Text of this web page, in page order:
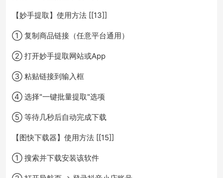
【妙手提取】使用方法 [[13]]
① 复制商品链接（任意平台通用）
② 打开妙手提取网站或App
③ 粘贴链接到输入框
④ 选择"一键批量提取"选项
⑤ 等待几秒后自动完成下载
【图快下载器】使用方法 [[15]]
① 搜索并下载安装该软件